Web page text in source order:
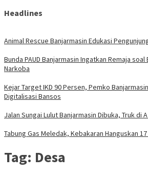
Headlines
Animal Rescue Banjarmasin Edukasi
Bunda PAUD Banjarmasin Ingatkan Remaja soal
Narkoba
Kejar Target IKD 90 Persen, Pemko
Digitalisasi Bansos
Jalan Sungai Lulut Banjarmasin Dibuka, Truk di
Tabung Gas Meledak, Kebakaran Hanguskan
Tag: Desa